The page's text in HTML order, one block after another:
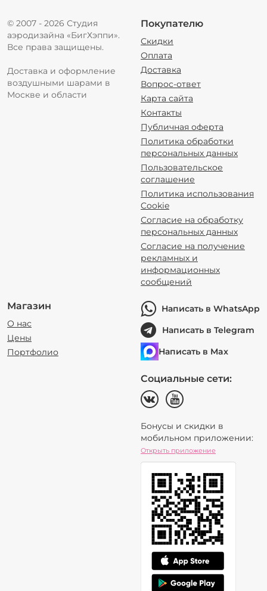
© 2007 - 2026 Студия
аэродизайна «БигХэппи».
Все права защищены.
Доставка и оформление
воздушными шарами в
Москве и области
Покупателю
Скидки
Оплата
Доставка
Вопрос-ответ
Карта сайта
Контакты
Публичная оферта
Политика обработки
персональных данных
Пользовательское
соглашение
Политика использования
Cookie
Согласие на обработку
персональных данных
Согласие на получение
рекламных и
информационных
сообщений
Магазин
О нас
Цены
Портфолио
Написать в WhatsApp
Написать в Telegram
Написать в Max
Социальные сети:
Бонусы и скидки в
мобильном приложении:
Открыть приложение